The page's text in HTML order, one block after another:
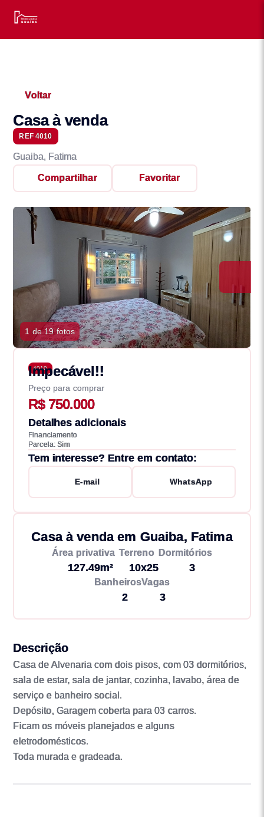
Voltar
Casa à venda
REF 4010
Guaiba, Fatima
Compartilhar Favoritar
1 de 19 fotos
4010
Impecável!!
Preço para comprar
R$ 750.000
Detalhes adicionais
Financiamento
Parcela: Sim
Tem interesse? Entre em contato:
E-mail WhatsApp
Casa à venda em Guaiba, Fatima
Área privativa
127.49m²
Terreno
10x25
Dormitórios
3
Banheiros
2
Vagas
3
Descrição
Casa de Alvenaria com dois pisos, com 03 dormitórios,
sala de estar, sala de jantar, cozinha, lavabo, área de
serviço e banheiro social.
Depósito, Garagem coberta para 03 carros.
Ficam os móveis planejados e alguns
eletrodomésticos.
Toda murada e gradeada.